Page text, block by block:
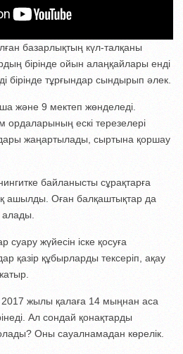
базарлықтың күл-талқаны
бірінде ойын алаңқайлары енді
бірінде тұрғындар сындырып әлек.
және 9 мектеп жөнделеді.
ордаларының ескі терезелері
жаңартылады, сыртына қоршау
байланысты сұрақтарға
ашылды. Оған балқаштықтар да
жүйесін іске қосуға
қазір құбырларды тексеріп, ақау
жылы қалаға 14 мыңнан аса
Ал сондай қонақтарды
Оны сауалнамадан көрелік.